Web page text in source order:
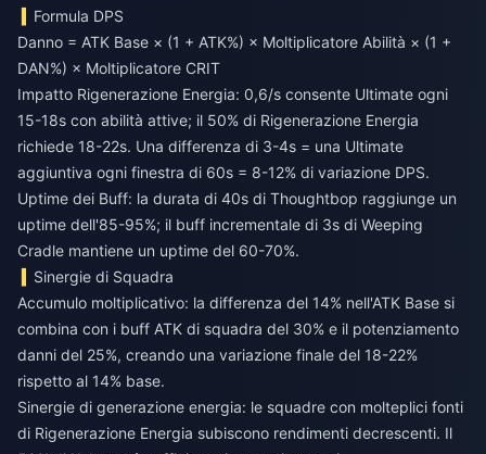
Formula DPS
Danno = ATK Base × (1 + ATK%) × Moltiplicatore Abilità × (1 +
DAN%) × Moltiplicatore CRIT
Impatto Rigenerazione Energia: 0,6/s consente Ultimate ogni
15-18s con abilità attive; il 50% di Rigenerazione Energia
richiede 18-22s. Una differenza di 3-4s = una Ultimate
aggiuntiva ogni finestra di 60s = 8-12% di variazione DPS.
Uptime dei Buff: la durata di 40s di Thoughtbop raggiunge un
uptime dell'85-95%; il buff incrementale di 3s di Weeping
Cradle mantiene un uptime del 60-70%.
Sinergie di Squadra
Accumulo moltiplicativo: la differenza del 14% nell'ATK Base si
combina con i buff ATK di squadra del 30% e il potenziamento
danni del 25%, creando una variazione finale del 18-22%
rispetto al 14% base.
Sinergie di generazione energia: le squadre con molteplici fonti
di Rigenerazione Energia subiscono rendimenti decrescenti. Il